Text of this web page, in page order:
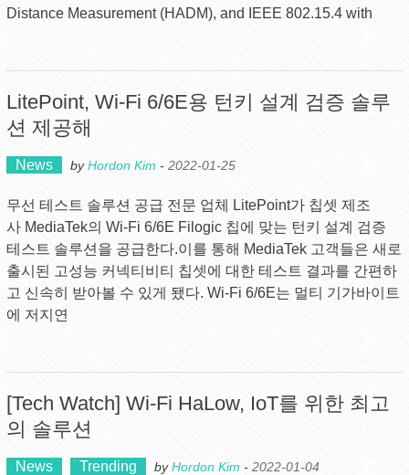
Distance Measurement (HADM), and IEEE 802.15.4 with
LitePoint, Wi-Fi 6/6E용 턴키 설계 검증 솔루
션 제공해
News byHordon Kim - 2022-01-25
무선 테스트 솔루션 공급 전문 업체 LitePoint가 칩셋 제조
사 MediaTek의 Wi-Fi 6/6E Filogic 칩에 맞는 턴키 설계 검증
테스트 솔루션을 공급한다.이를 통해 MediaTek 고객들은 새로
출시된 고성능 커넥티비티 칩셋에 대한 테스트 결과를 간편하
고 신속히 받아볼 수 있게 됐다. Wi-Fi 6/6E는 멀티 기가바이트
에 저지연
[Tech Watch] Wi-Fi HaLow, IoT를 위한 최고
의 솔루션
News Trending byHordon Kim - 2022-01-04